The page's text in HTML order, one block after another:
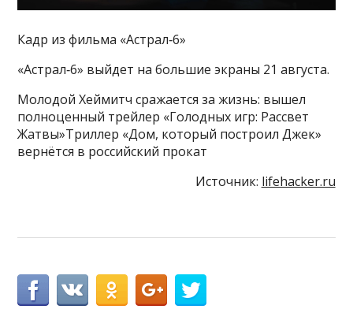
Кадр из фильма «Астрал‑6»
«Астрал‑6» выйдет на большие экраны 21 августа.
Молодой Хеймитч сражается за жизнь: вышел
полноценный трейлер «Голодных игр: Рассвет
Жатвы»Триллер «Дом, который построил Джек»
вернётся в российский прокат
Источник: lifehacker.ru